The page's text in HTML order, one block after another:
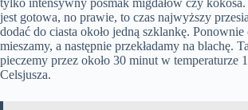
jest gotowa, no prawie, to czas najwyższy
dodać do ciasta około jedną szklankę. Ponownie
mieszamy, a następnie przekładamy na blachę.
pieczemy przez około 30 minut w temperaturze
Celsjusza.